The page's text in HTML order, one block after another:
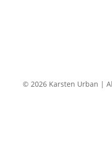
© 2026 Karsten Urban |